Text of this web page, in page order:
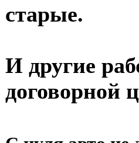
старые.
И другие
договорной